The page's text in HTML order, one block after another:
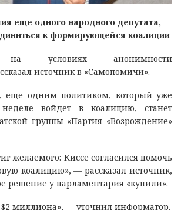
еще одного народного депутата,
к формирующейся коалиции
условиях анонимности
источник в «Самопомичи».
одним политиком, который уже
войдет в коалицию, станет
группы «Партия «Возрождение»
желаемого: Киссе согласился помочь
коалицию», — рассказал источник,
решение у парламентария «купили».
миллиона», — уточнил информатор.